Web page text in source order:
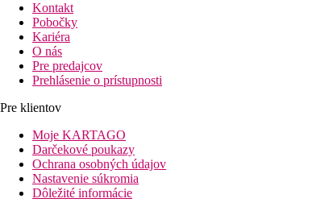
Kontakt
Pobočky
Kariéra
O nás
Pre predajcov
Prehlásenie o prístupnosti
Pre klientov
Moje KARTAGO
Darčekové poukazy
Ochrana osobných údajov
Nastavenie súkromia
Dôležité informácie